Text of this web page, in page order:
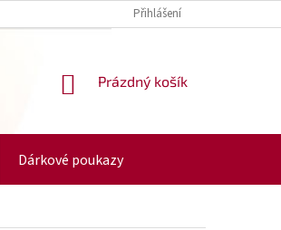
Přihlášení
NÁKUPNÍ
Prázdný košík
Dárkové poukazy